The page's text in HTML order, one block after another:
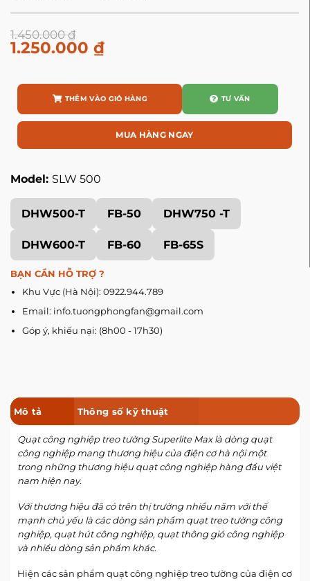
1.450.000₫
1.250.000 ₫
THÊM VÀO GIỎ HÀNG
MUA HÀNG NGAY
TƯ VẤN
Model: SLW 500
DHW500-T FB-50 DHW750 -T
DHW600-T FB-60 FB-65S
BẠN CẦN HỖ TRỢ ?
Khu Vực (Hà Nội): 0922.944.789
Email: info.tuongphongfan@gmail.com
Góp ý, khiếu nại: (8h00 - 17h30)
Mô tả Thông số kỹ thuật
Quạt công nghiệp treo tường Superlite Max là dòng quạt
công nghiệp mang thương hiệu của điện cơ hà nội một
trong những thương hiệu quạt công nghiệp hàng đầu việt
nam hiện nay.
Với thương hiệu đã có trên thị trường nhiều năm với thế
mạnh chủ yếu là các dòng sản phẩm quạt treo tường công
nghiệp, quạt hút công nghiệp, quạt thông gió công nghiệp
và nhiều dòng sản phẩm khác.
Hiện các sản phẩm quạt công nghiệp treo tường của điện cơ